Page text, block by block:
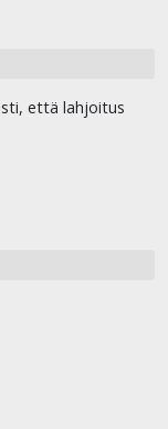
että lahjoitus